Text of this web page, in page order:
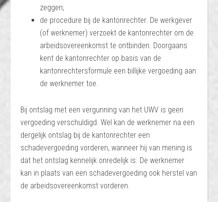
zeggen;
de procedure bij de kantonrechter. De werkgever
(of werknemer) verzoekt de kantonrechter om de
arbeidsovereenkomst te ontbinden. Doorgaans
kent de kantonrechter op basis van de
kantonrechtersformule een billijke vergoeding aan
de werknemer toe.
Bij ontslag met een vergunning van het UWV is geen
vergoeding verschuldigd. Wel kan de werknemer na een
dergelijk ontslag bij de kantonrechter een
schadevergoeding vorderen, wanneer hij van mening is
dat het ontslag kennelijk onredelijk is. De werknemer
kan in plaats van een schadevergoeding ook herstel van
de arbeidsovereenkomst vorderen.